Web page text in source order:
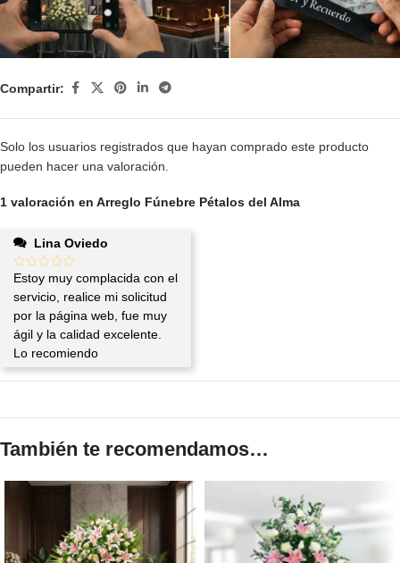
Compartir:
1 valoración en Arreglo Fúnebre Pétalos del Alma
Lina Oviedo
Estoy muy complacida con el
servicio, realice mi solicitud
por la página web, fue muy
ágil y la calidad excelente.
Lo recomiendo
Solo los usuarios registrados que hayan comprado este producto
pueden hacer una valoración.
También te recomendamos…